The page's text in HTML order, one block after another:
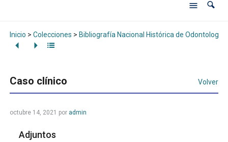
Inicio > Colecciones > Bibliografía Nacional Histórica de Odontología
Caso clínico Volver
octubre 14, 2021 por admin
Adjuntos